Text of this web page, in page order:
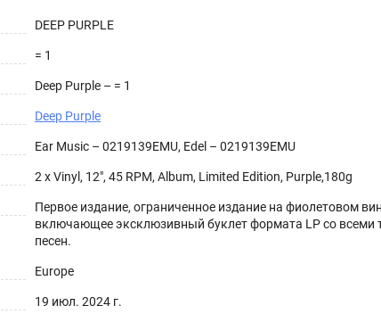
DEEP PURPLE
= 1
Deep Purple – = 1
Deep Purple
Ear Music – 0219139EMU, Edel – 0219139EMU
2 x Vinyl, 12", 45 RPM, Album, Limited Edition, Purple,180g
Первое издание, ограниченное издание на фиолетовом
включающее эксклюзивный буклет формата LP со всеми
песен.
Europe
19 июл. 2024 г.